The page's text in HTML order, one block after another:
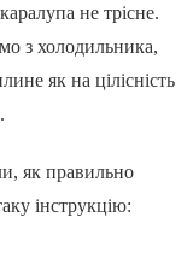
не трісне.
з холодильника,
як на цілісність
як правильно
інструкцію: